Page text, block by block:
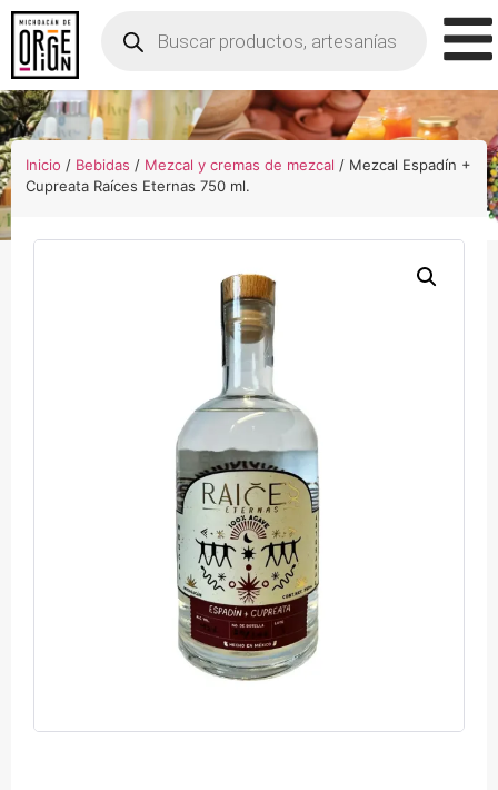
Inicio / Bebidas / Mezcal y cremas de mezcal / Mezcal Espadín +
Cupreata Raíces Eternas 750 ml.